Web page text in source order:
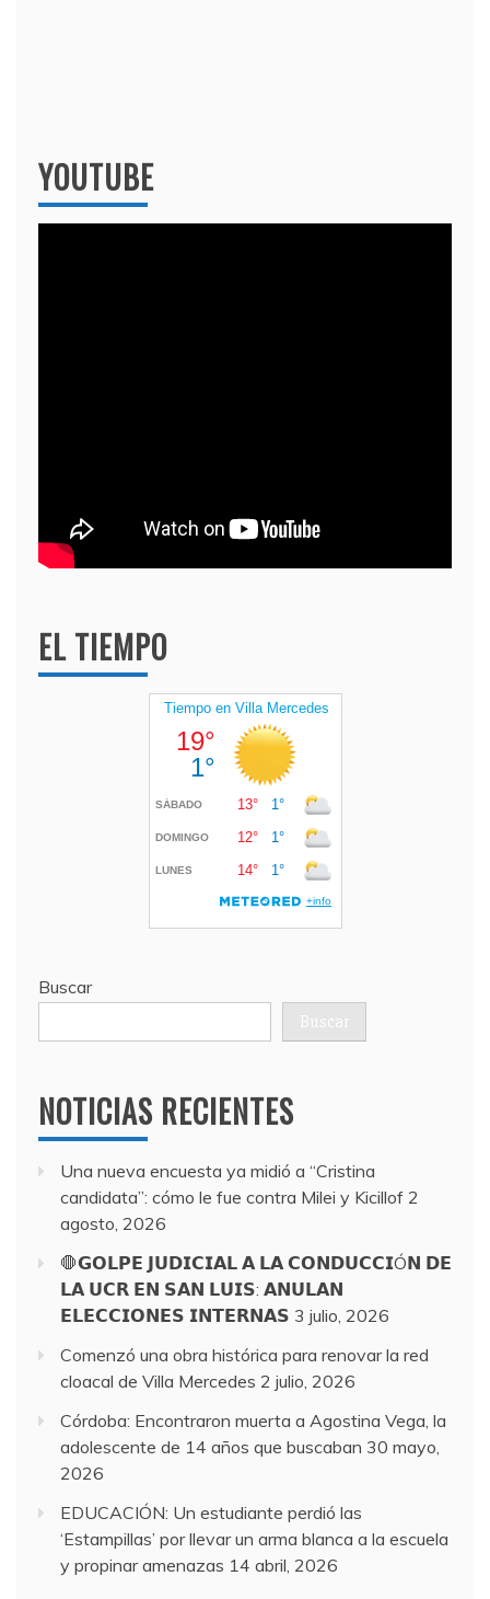
YOUTUBE
EL TIEMPO
Buscar
Buscar
NOTICIAS RECIENTES
Una nueva encuesta ya midió a “Cristina
candidata”: cómo le fue contra Milei y Kicillof 2
agosto, 2026
🛑𝗚𝗢𝗟𝗣𝗘 𝗝𝗨𝗗𝗜𝗖𝗜𝗔𝗟 𝗔 𝗟𝗔 𝗖𝗢𝗡𝗗𝗨𝗖𝗖𝗜Ó𝗡 𝗗𝗘
𝗟𝗔 𝗨𝗖𝗥 𝗘𝗡 𝗦𝗔𝗡 𝗟𝗨𝗜𝗦: 𝗔𝗡𝗨𝗟𝗔𝗡
𝗘𝗟𝗘𝗖𝗖𝗜𝗢𝗡𝗘𝗦 𝗜𝗡𝗧𝗘𝗥𝗡𝗔𝗦 3 julio, 2026
Comenzó una obra histórica para renovar la red
cloacal de Villa Mercedes 2 julio, 2026
Córdoba: Encontraron muerta a Agostina Vega, la
adolescente de 14 años que buscaban 30 mayo,
2026
EDUCACIÓN: Un estudiante perdió las
‘Estampillas’ por llevar un arma blanca a la escuela
y propinar amenazas 14 abril, 2026